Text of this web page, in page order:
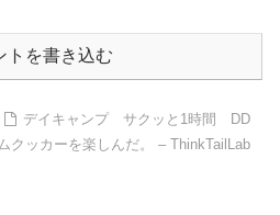
トを書き込む
デイキャンプ サクッと1時間 DD
ッカーを楽しんだ。 – ThinkTailLab